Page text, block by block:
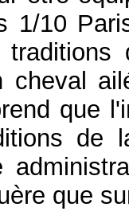
1/10
cheval
que
de
que